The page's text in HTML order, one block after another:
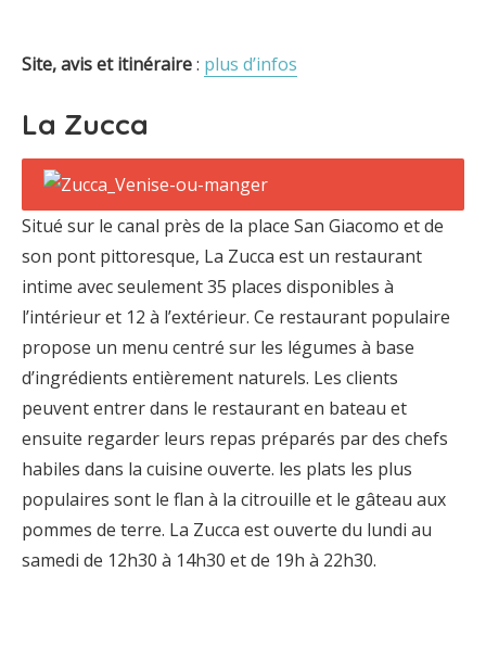
Site, avis et itinéraire: plus d’infos
La Zucca
Situé sur le canal près de la place San Giacomo et de
son pont pittoresque, La Zucca est un restaurant
intime avec seulement 35 places disponibles à
l’intérieur et 12 à l’extérieur. Ce restaurant populaire
propose un menu centré sur les légumes à base
d’ingrédients entièrement naturels. Les clients
peuvent entrer dans le restaurant en bateau et
ensuite regarder leurs repas préparés par des chefs
habiles dans la cuisine ouverte. les plats les plus
populaires sont le flan à la citrouille et le gâteau aux
pommes de terre. La Zucca est ouverte du lundi au
samedi de 12h30 à 14h30 et de 19h à 22h30.